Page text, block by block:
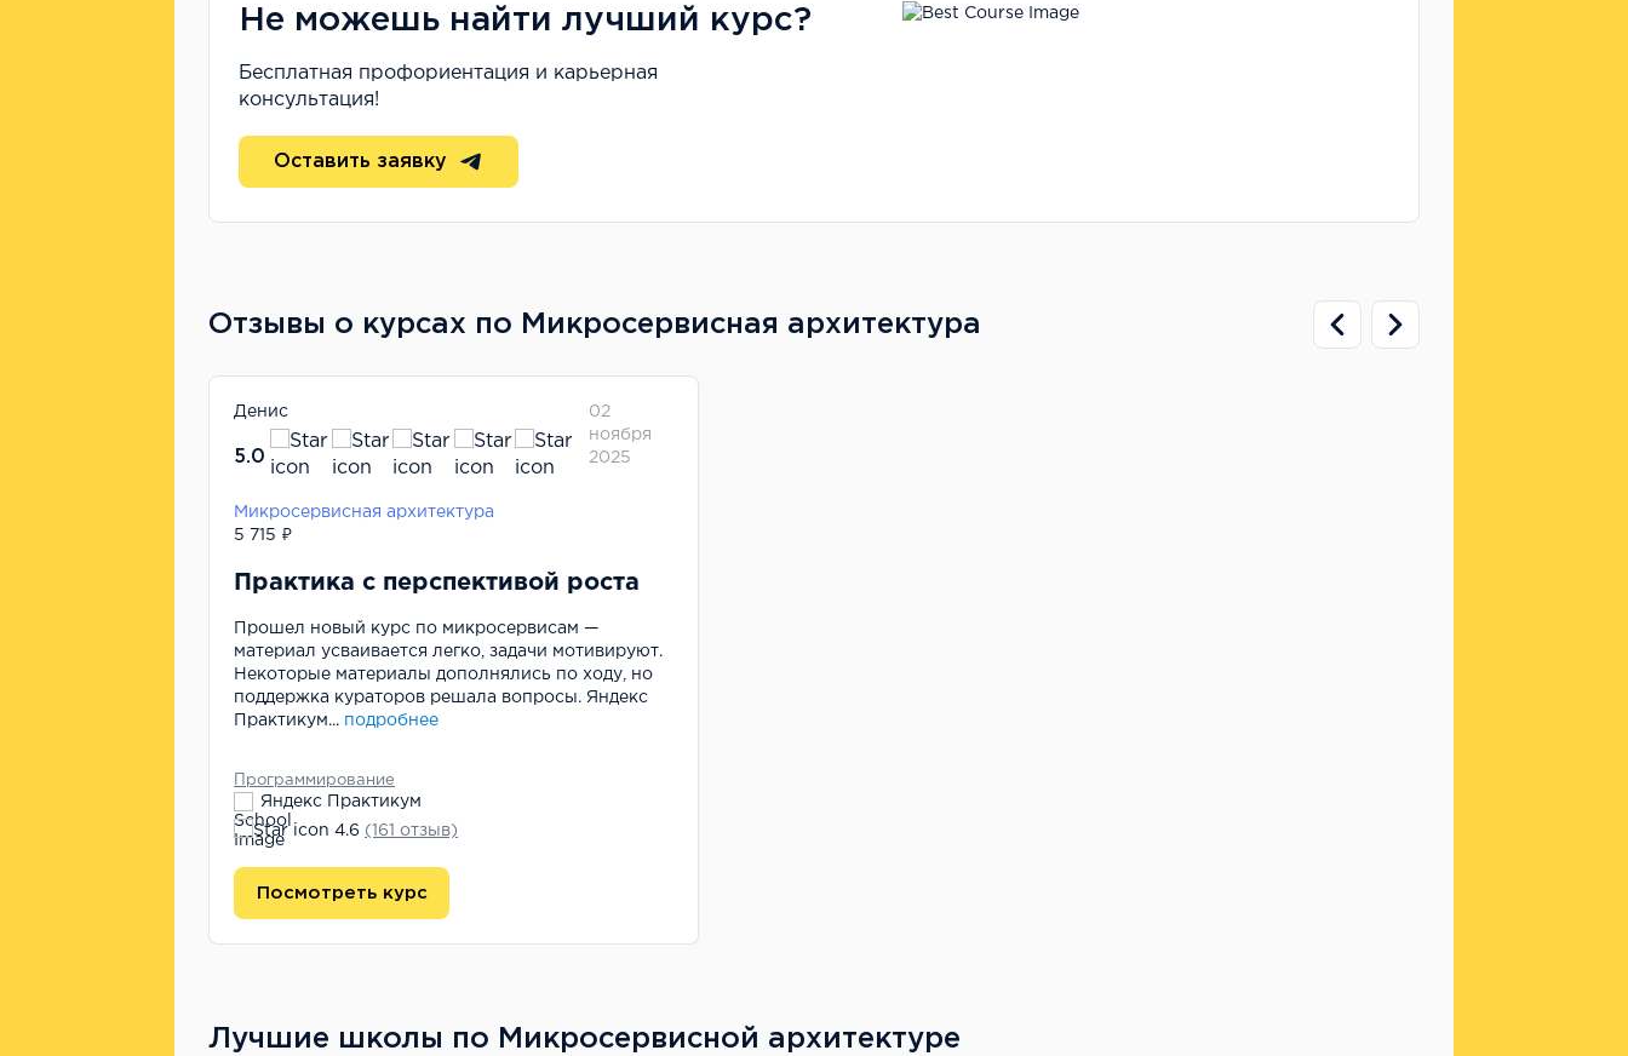
Не можешь найти лучший курс?
Бесплатная профориентация и карьерная
консультация!
Оставить заявку
Отзывы о курсах по Микросервисная архитектура
Денис
5.0
02
ноября
2025
Микросервисная архитектура
5 715 ₽
Практика с перспективой роста
Прошел новый курс по микросервисам —
материал усваивается легко, задачи мотивируют.
Некоторые материалы дополнялись по ходу, но
поддержка кураторов решала вопросы. Яндекс
Практикум... подробнее
Программирование
Яндекс Практикум
4.6 (161 отзыв)
Посмотреть курс
Лучшие школы по Микросервисной архитектуре